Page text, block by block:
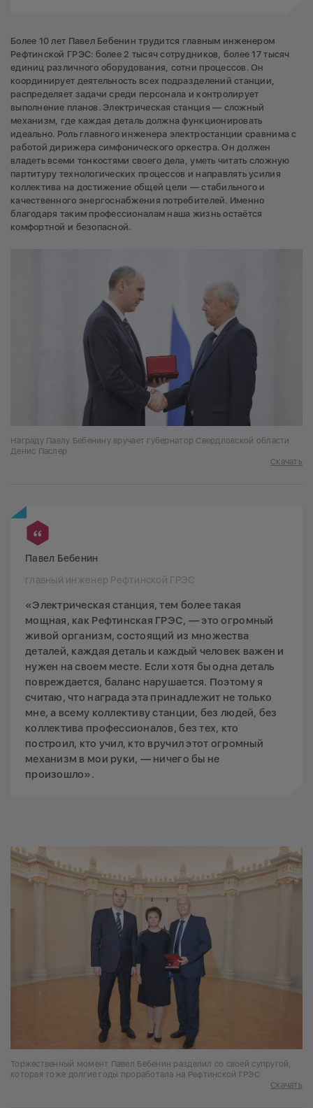
Более 10 лет Павел Бебенин трудится главным инженером
Рефтинской ГРЭС: более 2 тысяч сотрудников, более 17 тысяч
единиц различного оборудования, сотни процессов. Он
координирует деятельность всех подразделений станции,
распределяет задачи среди персонала и контролирует
выполнение планов. Электрическая станция — сложный
механизм, где каждая деталь должна функционировать
идеально. Роль главного инженера электростанции сравнима с
работой дирижера симфонического оркестра. Он должен
владеть всеми тонкостями своего дела, уметь читать сложную
партитуру технологических процессов и направлять усилия
коллектива на достижение общей цели — стабильного и
качественного энергоснабжения потребителей. Именно
благодаря таким профессионалам наша жизнь остаётся
комфортной и безопасной.
Награду Павлу Бебенину вручает губернатор Свердловской области
Денис Паслер
Скачать
Павел Бебенин
главный инженер Рефтинской ГРЭС
«Электрическая станция, тем более такая
мощная, как Рефтинская ГРЭС, — это огромный
живой организм, состоящий из множества
деталей, каждая деталь и каждый человек важен и
нужен на своем месте. Если хотя бы одна деталь
повреждается, баланс нарушается. Поэтому я
считаю, что награда эта принадлежит не только
мне, а всему коллективу станции, без людей, без
коллектива профессионалов, без тех, кто
построил, кто учил, кто вручил этот огромный
механизм в мои руки, — ничего бы не
произошло».
Торжественный момент Павел Бебенин разделил со своей супругой,
которая тоже долгие годы проработала на Рефтинской ГРЭС
Скачать